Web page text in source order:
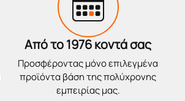
Από το 1976 κοντά σας
Προσφέροντας μόνο επιλεγμένα
προϊόντα βάση της πολύχρονης
εμπειρίας μας.